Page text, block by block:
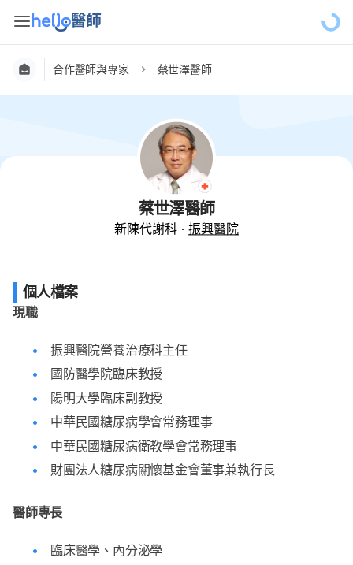
合作醫師與專家 蔡世澤醫師
蔡世澤醫師
新陳代謝科 · 振興醫院
個人檔案
現職
振興醫院營養治療科主任
國防醫學院臨床教授
陽明大學臨床副教授
中華民國糖尿病學會常務理事
中華民國糖尿病衛教學會常務理事
財團法人糖尿病關懷基金會董事兼執行長
醫師專長
臨床醫學、內分泌學